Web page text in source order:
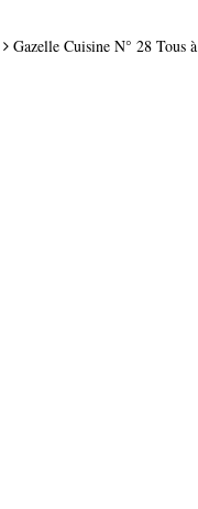
Gazelle Cuisine N° 28 Tous